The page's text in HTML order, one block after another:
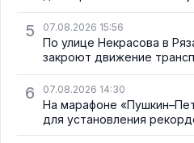
5 07.08.2026 15:56
По улице Некрасова в
закроют движение
6 07.08.2026 14:30
На марафоне
для установления